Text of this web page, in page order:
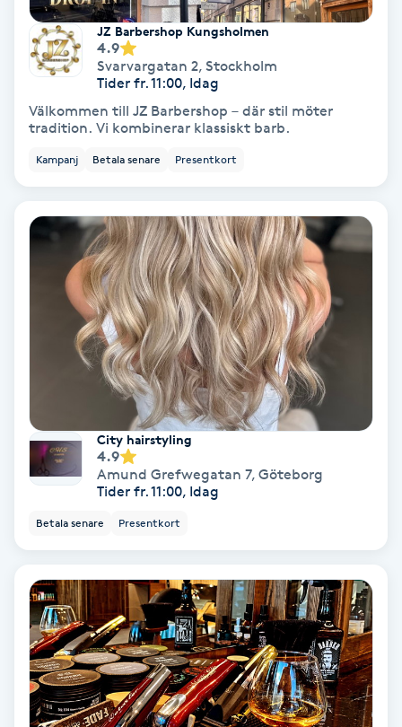
Spraytan
Sugaring
Svensk massage
Svettbehandling
Tuina-massage
Taktil massage
Tandläkare
Terapi
Thaimassage
Toning
JZ Barbershop Kungsholmen
4.9
Svarvargatan 2, Stockholm
Tider fr. 11:00, Idag
Välkommen till JZ Barbershop – där stil möter
tradition. Vi kombinerar klassiskt barb.
Kampanj Betala senare Presentkort
City hairstyling
4.9
Amund Grefwegatan 7, Göteborg
Tider fr. 11:00, Idag
Betala senare Presentkort